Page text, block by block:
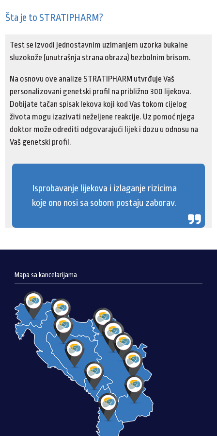
Šta je to STRATIPHARM?
Test se izvodi jednostavnim uzimanjem uzorka bukalne
sluzokože (unutrašnja strana obraza) bezbolnim brisom.
Na osnovu ove analize STRATIPHARM utvrđuje Vaš
personalizovani genetski profil na približno 300 lijekova.
Dobijate tačan spisak lekova koji kod Vas tokom cijelog
života mogu izazivati neželjene reakcije. Uz pomoć njega
doktor može odrediti odgovarajući lijek i dozu u odnosu na
Vaš genetski profil.
Isprobavanje lijekova i izlaganje rizicima
koje ono nosi sa sobom postaju zaborav.
Mapa sa kancelarijama